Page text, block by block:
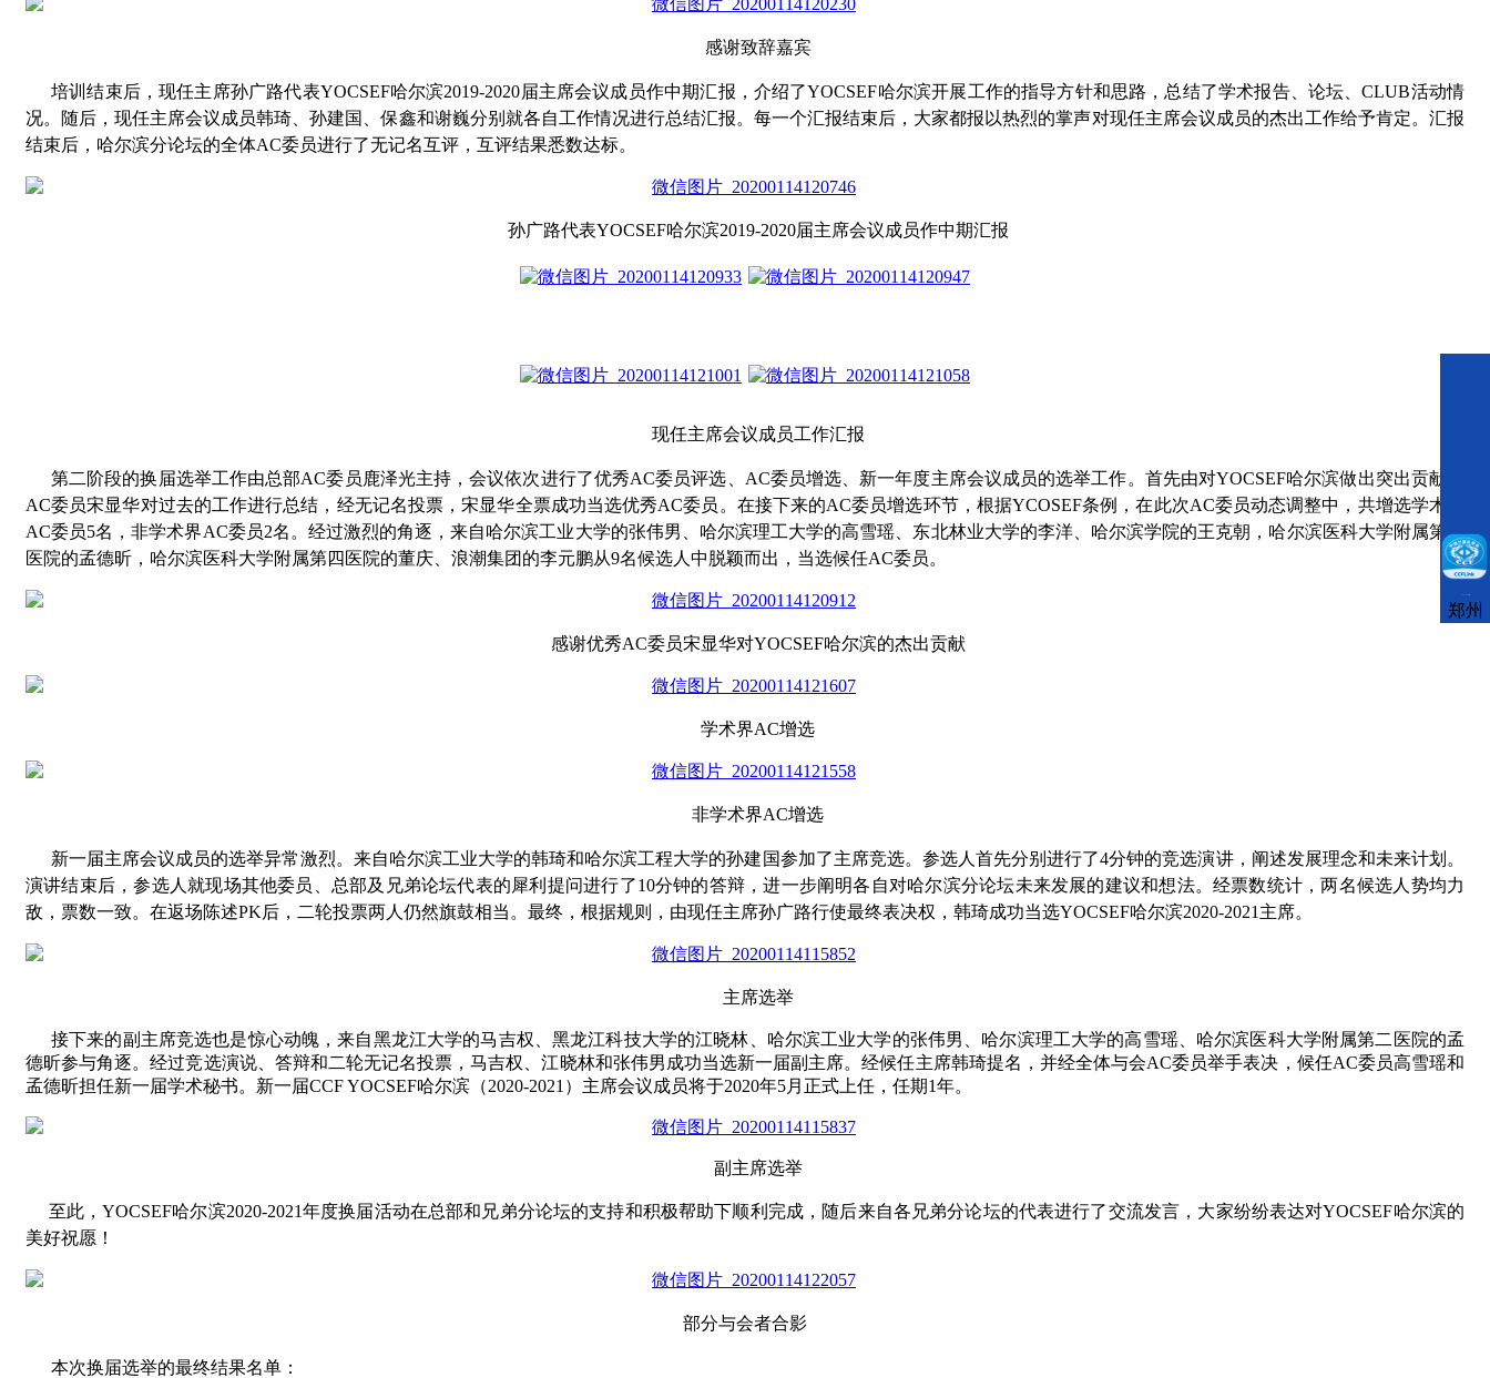
感谢致辞嘉宾
培训结束后，现任主席孙广路代表YOCSEF哈尔滨2019-2020届主席会议成员作中期汇报，介绍了YOCSEF哈尔滨开展工作的指导方针和思路，总结了学术报告、论坛、CLUB活动情
况。随后，现任主席会议成员韩琦、孙建国、保鑫和谢巍分别就各自工作情况进行总结汇报。每一个汇报结束后，大家都报以热烈的掌声对现任主席会议成员的杰出工作给予肯定。汇报
结束后，哈尔滨分论坛的全体AC委员进行了无记名互评，互评结果悉数达标。
孙广路代表YOCSEF哈尔滨2019-2020届主席会议成员作中期汇报
现任主席会议成员工作汇报
第二阶段的换届选举工作由总部AC委员鹿泽光主持，会议依次进行了优秀AC委员评选、AC委员增选、新一年度主席会议成员的选举工作。首先由对YOCSEF哈尔滨做出突出贡献的
AC委员宋显华对过去的工作进行总结，经无记名投票，宋显华全票成功当选优秀AC委员。在接下来的AC委员增选环节，根据YCOSEF条例，在此次AC委员动态调整中，共增选学术界
AC委员5名，非学术界AC委员2名。经过激烈的角逐，来自哈尔滨工业大学的张伟男、哈尔滨理工大学的高雪瑶、东北林业大学的李洋、哈尔滨学院的王克朝，哈尔滨医科大学附属第二
医院的孟德昕，哈尔滨医科大学附属第四医院的董庆、浪潮集团的李元鹏从9名候选人中脱颖而出，当选候任AC委员。
感谢优秀AC委员宋显华对YOCSEF哈尔滨的杰出贡献
学术界AC增选
非学术界AC增选
新一届主席会议成员的选举异常激烈。来自哈尔滨工业大学的韩琦和哈尔滨工程大学的孙建国参加了主席竞选。参选人首先分别进行了4分钟的竞选演讲，阐述发展理念和未来计划。
演讲结束后，参选人就现场其他委员、总部及兄弟论坛代表的犀利提问进行了10分钟的答辩，进一步阐明各自对哈尔滨分论坛未来发展的建议和想法。经票数统计，两名候选人势均力
敌，票数一致。在返场陈述PK后，二轮投票两人仍然旗鼓相当。最终，根据规则，由现任主席孙广路行使最终表决权，韩琦成功当选YOCSEF哈尔滨2020-2021主席。
主席选举
接下来的副主席竞选也是惊心动魄，来自黑龙江大学的马吉权、黑龙江科技大学的江晓林、哈尔滨工业大学的张伟男、哈尔滨理工大学的高雪瑶、哈尔滨医科大学附属第二医院的孟
德昕参与角逐。经过竞选演说、答辩和二轮无记名投票，马吉权、江晓林和张伟男成功当选新一届副主席。经候任主席韩琦提名，并经全体与会AC委员举手表决，候任AC委员高雪瑶和
孟德昕担任新一届学术秘书。新一届CCF YOCSEF哈尔滨（2020-2021）主席会议成员将于2020年5月正式上任，任期1年。
副主席选举
至此，YOCSEF哈尔滨2020-2021年度换届活动在总部和兄弟分论坛的支持和积极帮助下顺利完成，随后来自各兄弟分论坛的代表进行了交流发言，大家纷纷表达对YOCSEF哈尔滨的
美好祝愿！
部分与会者合影
本次换届选举的最终结果名单：
郑州